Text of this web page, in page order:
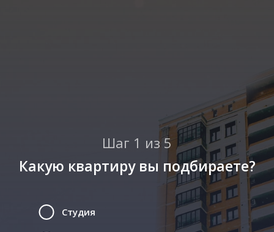
Шаг 1 из 5
Какую квартиру вы подбираете?
Студия